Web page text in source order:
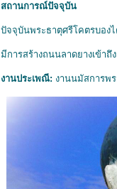
สถานการณ์ปัจจุบัน
ปัจจุบันพระธาตุศรีโคตรบอง
มีการสร้างถนนลาดยางเข้า
งานประเพณี: งานนมัสการพ